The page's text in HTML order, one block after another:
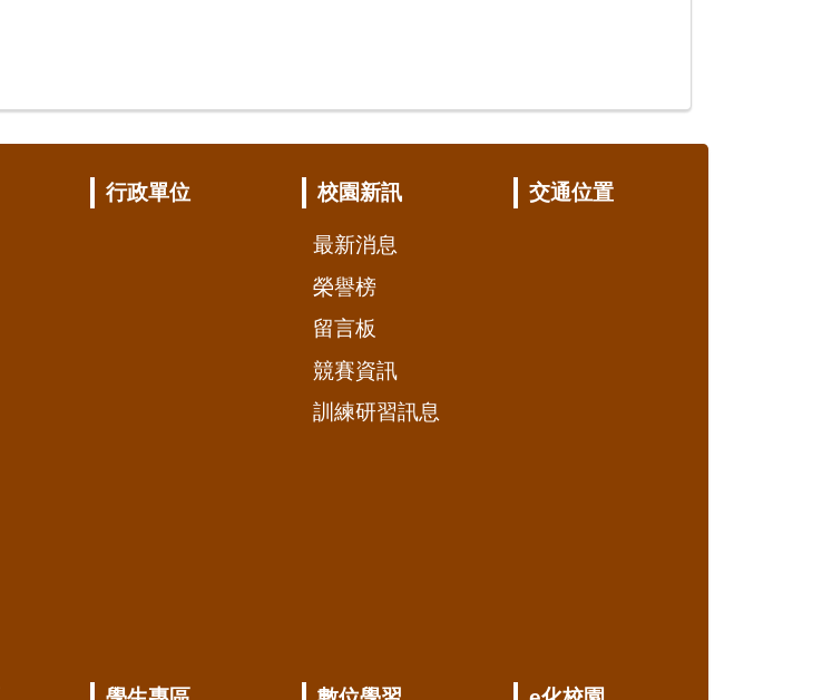
行政單位 校園新訊
最新消息
榮譽榜
留言板
競賽資訊
訓練研習訊息
交通位置